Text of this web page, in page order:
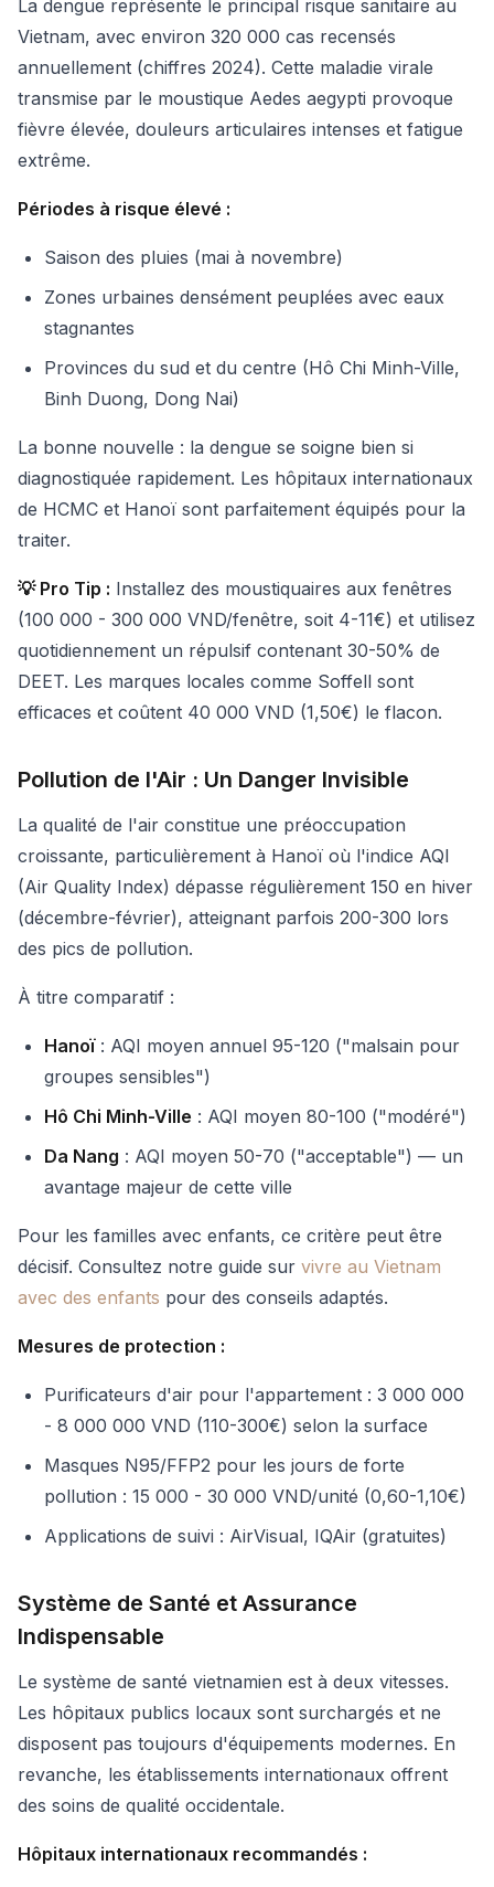
La dengue représente le principal risque sanitaire au
Vietnam, avec environ 320 000 cas recensés
annuellement (chiffres 2024). Cette maladie virale
transmise par le moustique Aedes aegypti provoque
fièvre élevée, douleurs articulaires intenses et fatigue
extrême.
Périodes à risque élevé :
Saison des pluies (mai à novembre)
Zones urbaines densément peuplées avec eaux
stagnantes
Provinces du sud et du centre (Hô Chi Minh-Ville,
Binh Duong, Dong Nai)
La bonne nouvelle : la dengue se soigne bien si
diagnostiquée rapidement. Les hôpitaux internationaux
de HCMC et Hanoï sont parfaitement équipés pour la
traiter.
💡 Pro Tip : Installez des moustiquaires aux fenêtres
(100 000 - 300 000 VND/fenêtre, soit 4-11€) et utilisez
quotidiennement un répulsif contenant 30-50% de
DEET. Les marques locales comme Soffell sont
efficaces et coûtent 40 000 VND (1,50€) le flacon.
Pollution de l'Air : Un Danger Invisible
La qualité de l'air constitue une préoccupation
croissante, particulièrement à Hanoï où l'indice AQI
(Air Quality Index) dépasse régulièrement 150 en hiver
(décembre-février), atteignant parfois 200-300 lors
des pics de pollution.
À titre comparatif :
Hanoï: AQI moyen annuel 95-120 ("malsain pour
groupes sensibles")
Hô Chi Minh-Ville : AQI moyen 80-100 ("modéré")
Da Nang : AQI moyen 50-70 ("acceptable") — un
avantage majeur de cette ville
Pour les familles avec enfants, ce critère peut être
décisif. Consultez notre guide sur vivre au Vietnam
avec des enfants pour des conseils adaptés.
Mesures de protection :
Purificateurs d'air pour l'appartement : 3 000 000
- 8 000 000 VND (110-300€) selon la surface
Masques N95/FFP2 pour les jours de forte
pollution : 15 000 - 30 000 VND/unité (0,60-1,10€)
Applications de suivi : AirVisual, IQAir (gratuites)
Système de Santé et Assurance
Indispensable
Le système de santé vietnamien est à deux vitesses.
Les hôpitaux publics locaux sont surchargés et ne
disposent pas toujours d'équipements modernes. En
revanche, les établissements internationaux offrent
des soins de qualité occidentale.
Hôpitaux internationaux recommandés :